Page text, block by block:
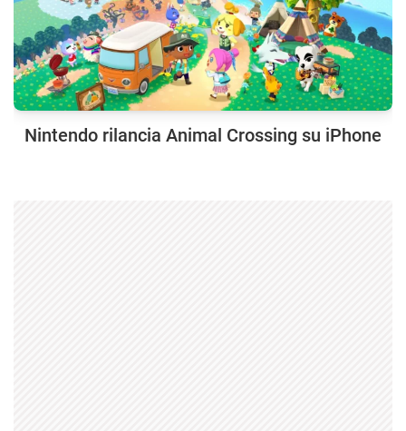
Nintendo rilancia Animal Crossing su iPhone